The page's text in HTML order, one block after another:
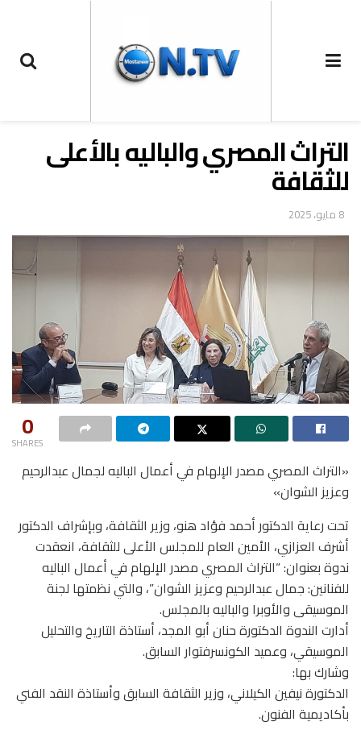
التراث المصري والباليه بالأعلى
للثقافة
8 مايو، 2025
0
SHARES
«التراث المصري مصدر الإلهام في أعمال الباليه لجمال عبدالرحيم
وعزيز الشوان»
تحت رعاية الدكتور أحمد فؤاد هنو، وزير الثقافة، وبإشراف الدكتور
أشرف العزازي، الأمين العام للمجلس الأعلى للثقافة، انعقدت
ندوة بعنوان: “التراث المصري مصدر الإلهام في أعمال الباليه
للفنانين: جمال عبدالرحيم وعزيز الشوان”، والتي نظمتها لجنة
الموسيقى والأوبرا والباليه بالمجلس.
أدارت الندوة الدكتورة حنان أبو المجد، أستاذة التاريخ والتحليل
الموسيقي، وعميد الكونسرفتوار السابق.
وشارك بها:
الدكتورة نيفين الكيلاني، وزير الثقافة السابق وأستاذة النقد الفني
بأكاديمية الفنون.